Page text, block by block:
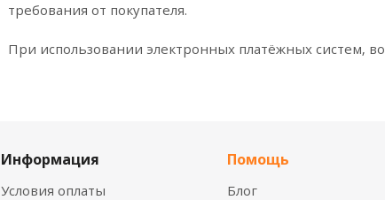
требования от покупателя.
При использовании электронных платёжных систем,
Информация
Условия оплаты
Помощь
Блог